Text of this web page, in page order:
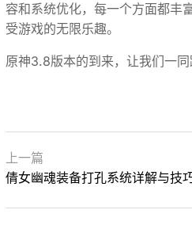
容和系统优化，每一个方面都丰
受游戏的无限乐趣。
原神3.8版本的到来，让我们一
上一篇
倩女幽魂装备打孔系统详解与技